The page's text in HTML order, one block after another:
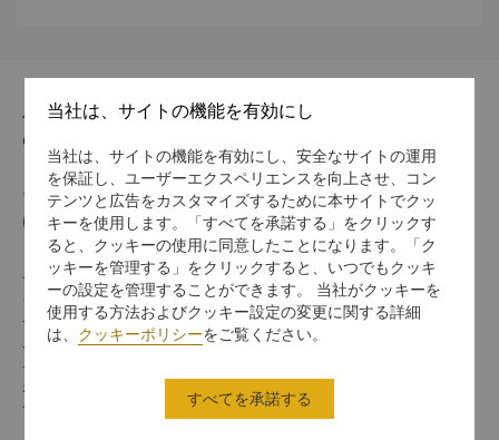
住所
610021 9 Binjiang Dong Road, Chengdu
電話番号
(86 28) 8888 9999
チェックイン / チェックアウト
シャングリ・ラでのご滞在をお楽しみください。
チェックイン/アウトの時間は以下のとおりです。
チェックイン：14時
チェックアウト：12時
ホライゾンクラブのゲストルームにご宿泊のお客様は、16時までのレイト
チェック・アウトをご利用いただけます。
当社は、サイトの機能を有効にし
当社は、サイトの機能を有効にし、安全なサイトの運用
を保証し、ユーザーエクスペリエンスを向上させ、コン
テンツと広告をカスタマイズするために本サイトでクッ
キーを使用します。「すべてを承諾する」をクリックす
ると、クッキーの使用に同意したことになります。「ク
ッキーを管理する」をクリックすると、いつでもクッキ
ーの設定を管理することができます。 当社がクッキーを
使用する方法およびクッキー設定の変更に関する詳細
は、 クッキーポリシーをご覧ください。
すべてを承諾する